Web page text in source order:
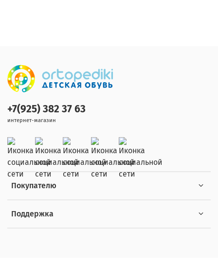
Покупателю
Поддержка
+7(925) 382 37 63
интернет-магазин